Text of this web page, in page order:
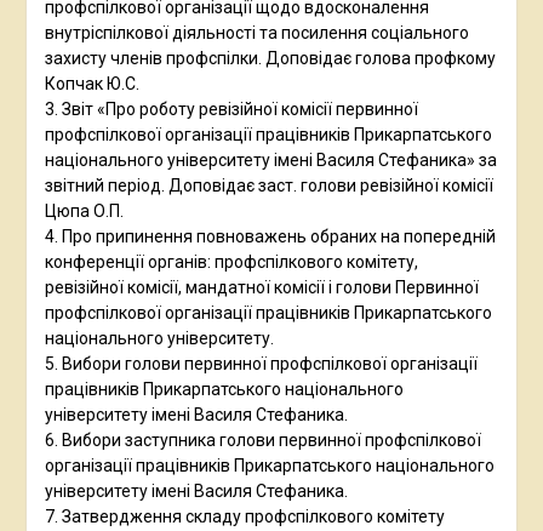
профспілкової організації щодо вдосконалення
внутріспілкової діяльності та посилення соціального
захисту членів профспілки. Доповідає голова профкому
Копчак Ю.С.
3. Звіт «Про роботу ревізійної комісії первинної
профспілкової організації працівників Прикарпатського
національного університету імені Василя Стефаника» за
звітний період. Доповідає заст. голови ревізійної комісії
Цюпа О.П.
4. Про припинення повноважень обраних на попередній
конференції органів: профспілкового комітету,
ревізійної комісії, мандатної комісії і голови Первинної
профспілкової організації працівників Прикарпатського
національного університету.
5. Вибори голови первинної профспілкової організації
працівників Прикарпатського національного
університету імені Василя Стефаника.
6. Вибори заступника голови первинної профспілкової
організації працівників Прикарпатського національного
університету імені Василя Стефаника.
7. Затвердження складу профспілкового комітету